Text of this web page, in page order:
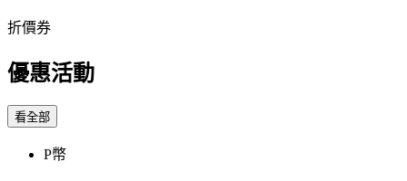
折價券
優惠活動
看全部
P幣